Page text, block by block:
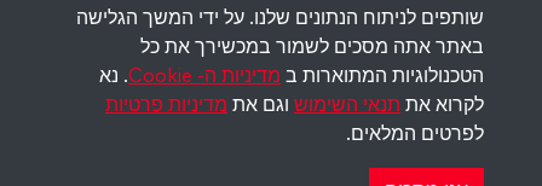
הירשם לרשימת התפוצה שלנו וקבל השראה
שבועית למייל שלך.
הירשם
שותפים לניתוח הנתונים שלנו. על ידי המשך הגלישה
באתר אתה מסכים לשמור במכשירך את כל
הטכנולוגיות המתוארות ב מדיניות ה- Cookie
. נא
לקרוא את תנאי השימוש וגם את מדיניות פרטיות
לפרטים המלאים.